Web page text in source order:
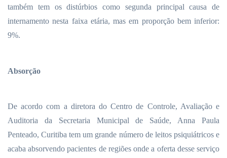
também tem os distúrbios como segunda principal causa de
internamento nesta faixa etária, mas em proporção bem inferior:
9%.
Absorção
De acordo com a diretora do Centro de Controle, Avaliação e
Auditoria da Secretaria Municipal de Saúde, Anna Paula
Penteado, Curitiba tem um grande número de leitos psiquiátricos e
acaba absorvendo pacientes de regiões onde a oferta desse serviço